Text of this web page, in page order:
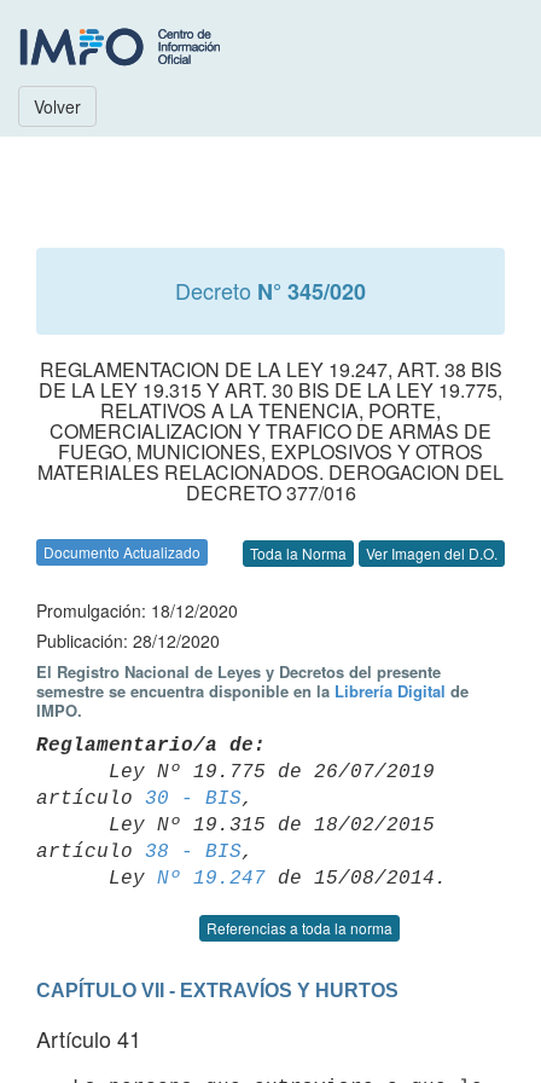
Volver
Decreto N° 345/020
REGLAMENTACION DE LA LEY 19.247, ART. 38 BIS
DE LA LEY 19.315 Y ART. 30 BIS DE LA LEY 19.775,
RELATIVOS A LA TENENCIA, PORTE,
COMERCIALIZACION Y TRAFICO DE ARMAS DE
FUEGO, MUNICIONES, EXPLOSIVOS Y OTROS
MATERIALES RELACIONADOS. DEROGACION DEL
DECRETO 377/016
Documento Actualizado Toda la Norma Ver Imagen del D.O.
Promulgación: 18/12/2020
Publicación: 28/12/2020
El Registro Nacional de Leyes y Decretos del presente
semestre se encuentra disponible en la Librería Digital de
IMPO.
Reglamentario/a de:
artículo 30 - BIS,
artículo 38 - BIS,
      Ley
Nº 19.247
Referencias a toda la norma
CAPÍTULO VII - EXTRAVÍOS Y HURTOS
Artículo 41